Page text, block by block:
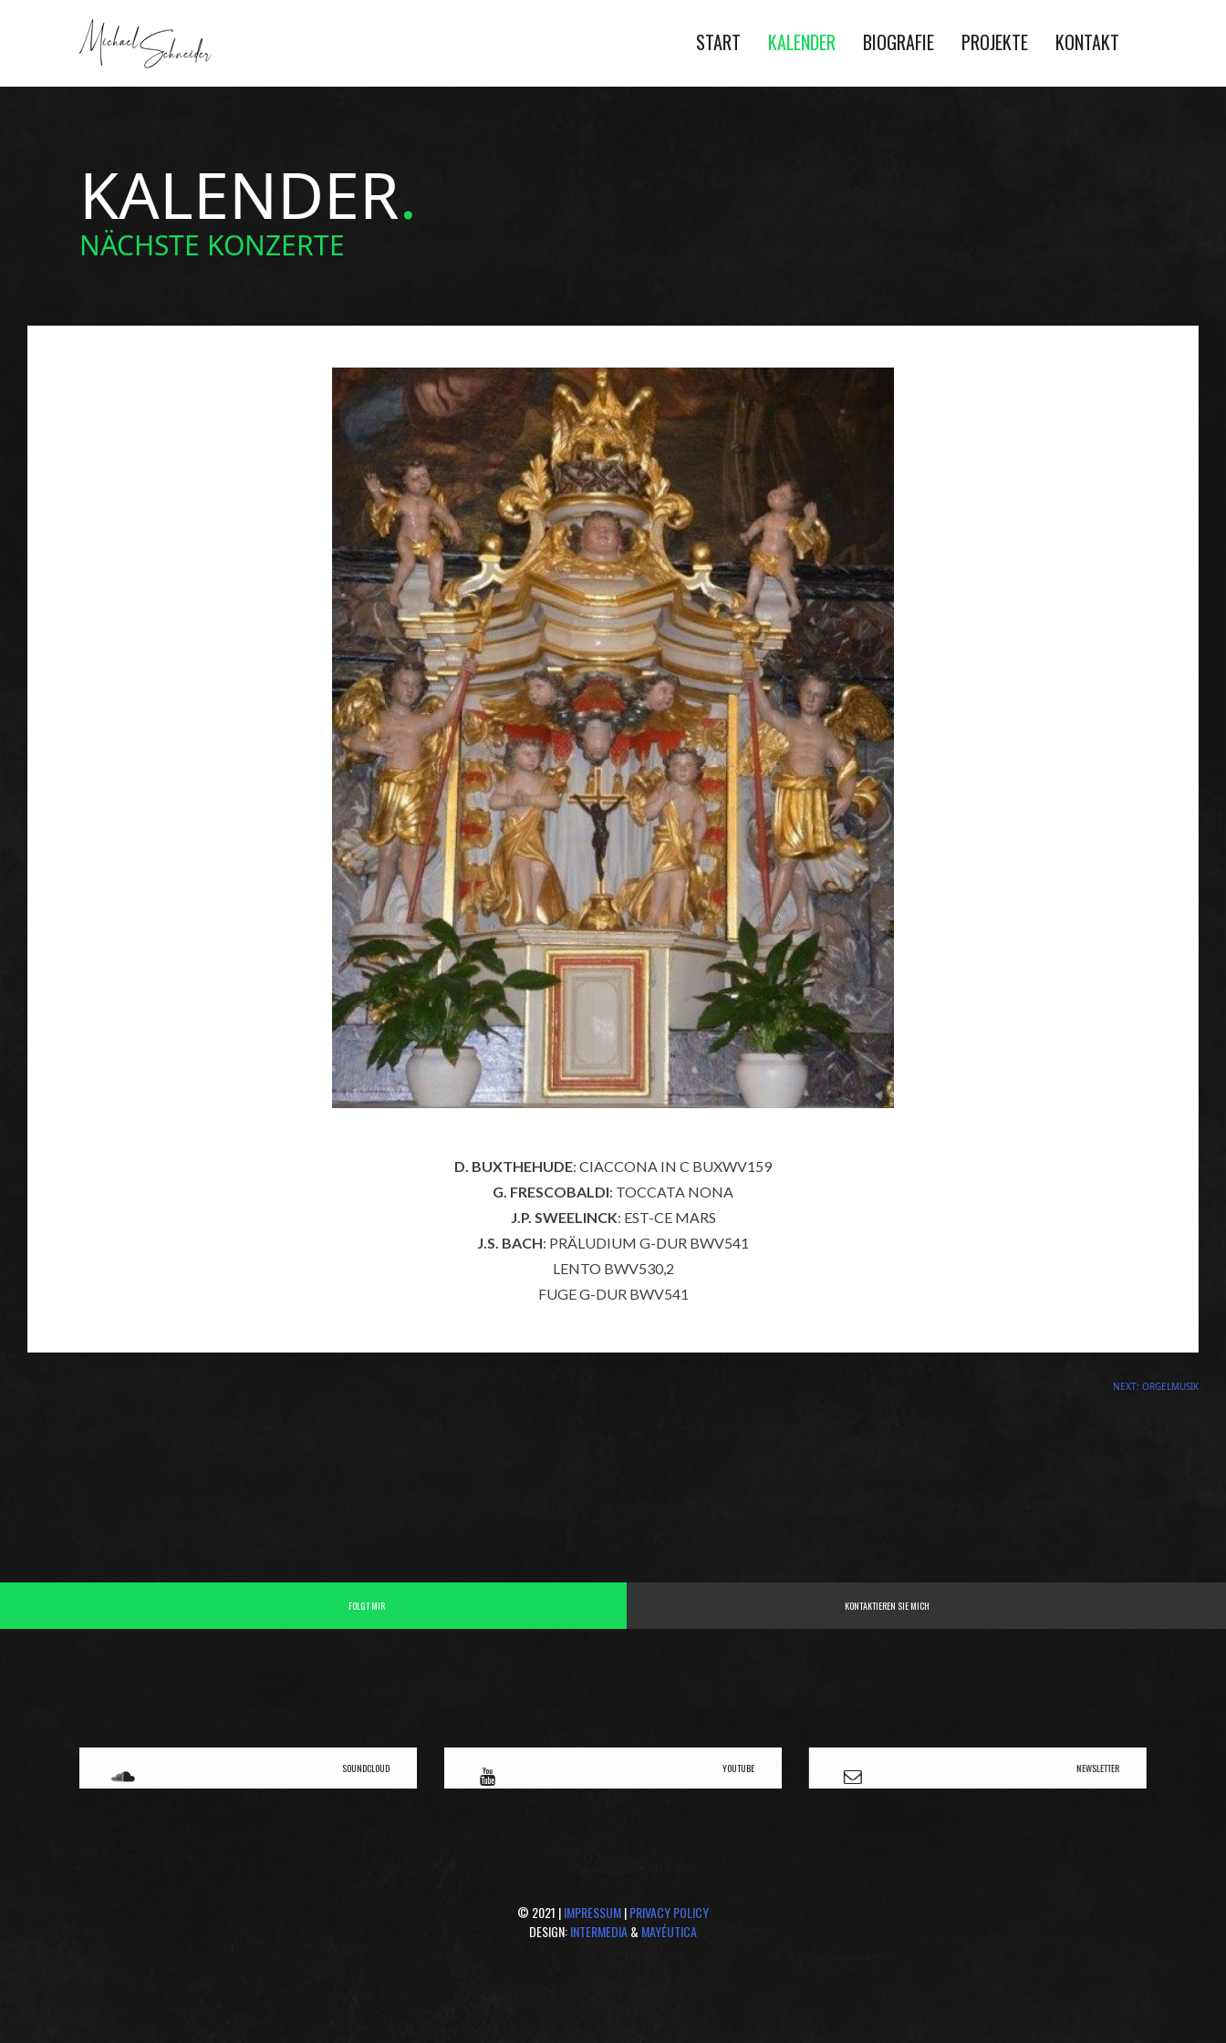
START KALENDER BIOGRAFIE PROJEKTE KONTAKT
KALENDER
NÄCHSTE KONZERTE
D. BUXTHEHUDE: CIACCONA IN C BUXWV159
G. FRESCOBALDI: TOCCATA NONA
J.P. SWEELINCK: EST-CE MARS
J.S. BACH: PRÄLUDIUM G-DUR BWV541
LENTO BWV530,2
FUGE G-DUR BWV541
NEXT: ORGELMUSIK
FOLGT MIR KONTAKTIEREN SIE MICH
SOUNDCLOUD YOUTUBE NEWSLETTER
© 2021 |IMPRESSUM|PRIVACY POLICY
DESIGN:INTERMEDIA& MAYÉUTICA